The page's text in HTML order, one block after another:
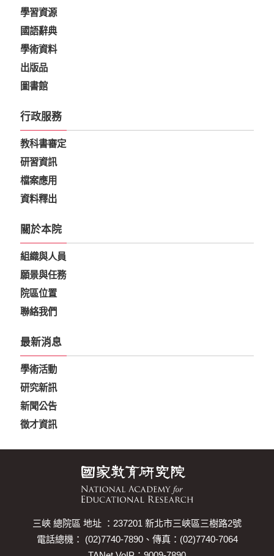
學習資源
國語辭典
學術資料
出版品
圖書館
行政服務
教科書審定
研習資訊
檔案應用
資料釋出
關於本院
組織與人員
願景與任務
院區位置
聯絡我們
最新消息
學術活動
研究新訊
新聞公告
徵才資訊
三峽 總院區 地址 ：237201 新北市三峽區三樹路2號
電話總機： (02)7740-7890、傳真：(02)7740-7064